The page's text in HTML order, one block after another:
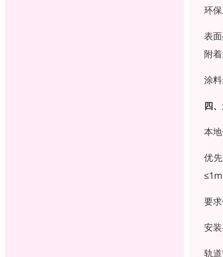
环
表
附
涂
四
本
优
要
安
轨